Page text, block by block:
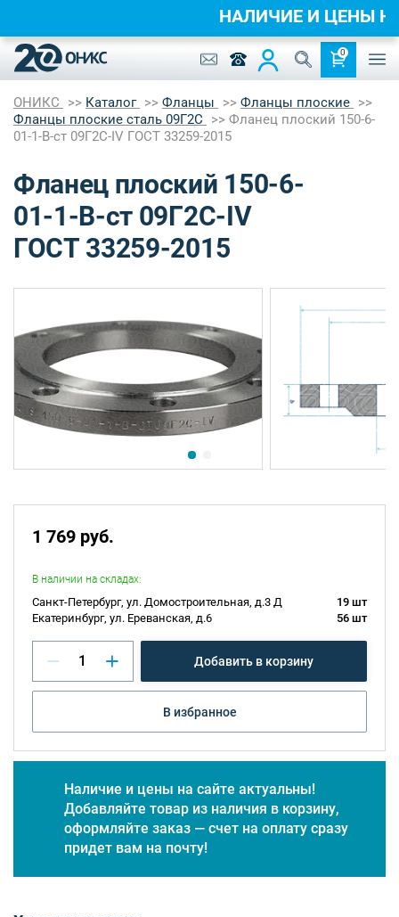
0
ОНИКС Каталог Фланцы
Фланцы плоские
Фланцы плоские сталь 09Г2С
Фланец плоский 150-6-
01-1-B-ст 09Г2С-IV ГОСТ 33259-2015
Фланец плоский 150-6-
01-1-B-ст 09Г2С-IV
ГОСТ 33259-2015
1 769 руб.
В наличии на складах:
Санкт-Петербург, ул. Домостроительная, д.3 Д
19 шт
Екатеринбург, ул. Ереванская, д.6
56 шт
Добавить в корзину
В избранное
Наличие и цены на сайте актуальны!
Добавляйте товар из наличия в корзину,
оформляйте заказ — счет на оплату сразу
придет вам на почту!
НАЛИЧИЕ И